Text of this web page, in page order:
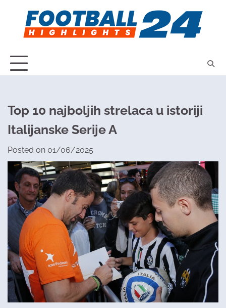
content
Top 10 najboljih strelaca u istoriji
Italijanske Serije A
Posted on 01/06/2025